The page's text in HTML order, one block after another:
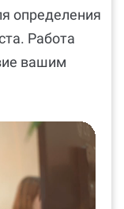
определения
Работа
вашим